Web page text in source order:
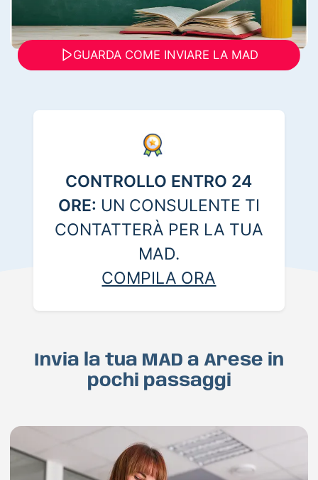
GUARDA COME INVIARE LA MAD
CONTROLLO ENTRO 24
ORE: UN CONSULENTE TI
CONTATTERÀ PER LA TUA
MAD.
COMPILA ORA
Invia la tua MAD a Arese in
pochi passaggi